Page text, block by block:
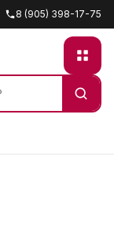
8 (905) 398-17-75